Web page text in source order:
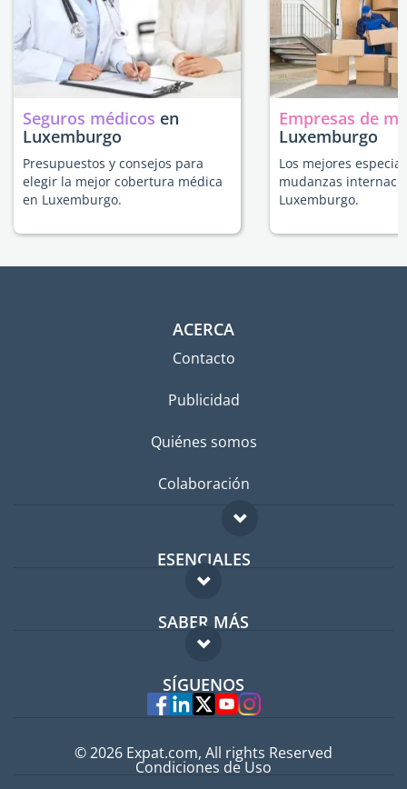
Seguros médicos en
Luxemburgo
Presupuestos y consejos para
elegir la mejor cobertura médica
en Luxemburgo.
Empresas de
Luxemburgo
Los mejores
mudanzas
Luxemburgo.
ACERCA
Contacto
Publicidad
Quiénes somos
Colaboración
ESENCIALES
Foro para expatriados
Guía para expatriados
Trabajos en el extranjero
SABER MÁS
FAQ
Expertos
SÍGUENOS
© 2026 Expat.com, All rights Reserved
Condiciones de Uso